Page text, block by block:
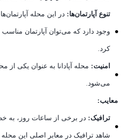
تنوع آپارتمان‌ها: در این محله
وجود دارد که می‌توان آپارتمان مناسب
کرد.
امنیت: محله آپادانا به عنوان یکی از
می‌شود.
معایب:
ترافیک: در برخی از ساعات روز،
شاهد ترافیک در معابر اصلی این